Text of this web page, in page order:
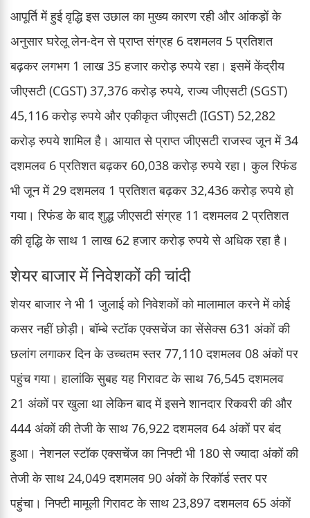
आपूर्ति में हुई वृद्धि इस उछाल का मुख्य कारण रही और आंकड़ों के
अनुसार घरेलू लेन-देन से प्राप्त संग्रह 6 दशमलव 5 प्रतिशत
बढ़कर लगभग 1 लाख 35 हजार करोड़ रुपये रहा। इसमें केंद्रीय
जीएसटी (CGST) 37,376 करोड़ रुपये, राज्य जीएसटी (SGST)
45,116 करोड़ रुपये और एकीकृत जीएसटी (IGST) 52,282
करोड़ रुपये शामिल है। आयात से प्राप्त जीएसटी राजस्व जून में 34
दशमलव 6 प्रतिशत बढ़कर 60,038 करोड़ रुपये रहा। कुल रिफंड
भी जून में 29 दशमलव 1 प्रतिशत बढ़कर 32,436 करोड़ रुपये हो
गया। रिफंड के बाद शुद्ध जीएसटी संग्रह 11 दशमलव 2 प्रतिशत
की वृद्धि के साथ 1 लाख 62 हजार करोड़ रुपये से अधिक रहा है।
शेयर बाजार में निवेशकों की चांदी
शेयर बाजार ने भी 1 जुलाई को निवेशकों को मालामाल करने में कोई
कसर नहीं छोड़ी। बॉम्बे स्टॉक एक्सचेंज का सेंसेक्स 631 अंकों की
छलांग लगाकर दिन के उच्चतम स्तर 77,110 दशमलव 08 अंकों पर
पहुंच गया। हालांकि सुबह यह गिरावट के साथ 76,545 दशमलव
21 अंकों पर खुला था लेकिन बाद में इसने शानदार रिकवरी की और
444 अंकों की तेजी के साथ 76,922 दशमलव 64 अंकों पर बंद
हुआ। नेशनल स्टॉक एक्सचेंज का निफ्टी भी 180 से ज्यादा अंकों की
तेजी के साथ 24,049 दशमलव 90 अंकों के रिकॉर्ड स्तर पर
पहुंचा। निफ्टी मामूली गिरावट के साथ 23,897 दशमलव 65 अंकों